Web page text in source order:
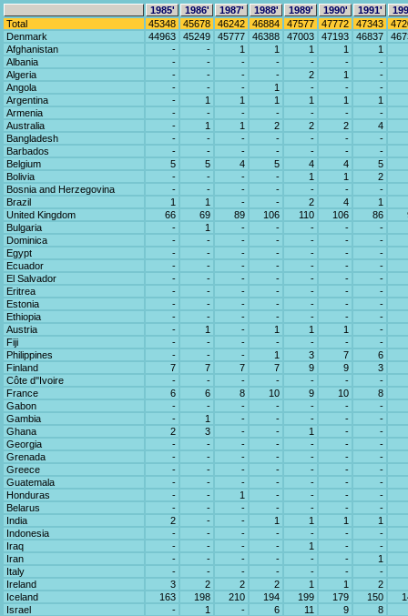
1985' 1986' 1987' 1988' 1989' 1990' 1991'
Total
45348 45678 46242 46884 47577 47772 47343
Denmark
44963 45249 45777 46388 47003 47193 46837
Afghanistan
- - 1 1 1 1
1
Albania
- - - - - -
-
Algeria
- - - - 2 1
-
Angola
- - - 1 - -
-
Argentina
- 1 1 1 1 1
1
Armenia
- - - - - -
-
Australia
- 1 1 2 2 2
4
Bangladesh
- - - - - -
-
Barbados
- - - - - -
-
Belgium
5 5 4 5 4 4
5
Bolivia
- - - - 1 1
2
Bosnia and Herzegovina
- - - - - -
-
Brazil
1 1 - - 2 4
1
United Kingdom
66 69 89 106 110 106 86
Bulgaria
- 1 - - - -
-
Dominica
- - - - - -
-
Egypt
- - - - - -
-
Ecuador
- - - - - -
-
El Salvador
- - - - - -
-
Eritrea
- - - - - -
-
Estonia
- - - - - -
-
Ethiopia
- - - - - -
-
Austria
- 1 - 1 1 1
-
Fiji
- - - - - -
-
Philippines
- - - 1 3 7
6
Finland
7 7 7 7 9 9
3
Côte d''Ivoire
- - - - - -
-
France
6 6 8 10 9 10
8
Gabon
- - - - - -
-
Gambia
- 1 - - - -
-
Ghana
2 3 - - 1 -
-
Georgia
- - - - - -
-
Grenada
- - - - - -
-
Greece
- - - - - -
-
Guatemala
- - - - - -
-
Honduras
- - 1 - - -
-
Belarus
- - - - - -
-
India
2 - - 1 1 1
1
Indonesia
- - - - - -
-
Iraq
- - - - 1 -
-
Iran
- - - - - -
1
Italy
- - - - - -
-
Ireland
3 2 2 2 1 1
2
Iceland
163 198 210 194 199 179 150
Israel
- 1 - 6 11 9
8